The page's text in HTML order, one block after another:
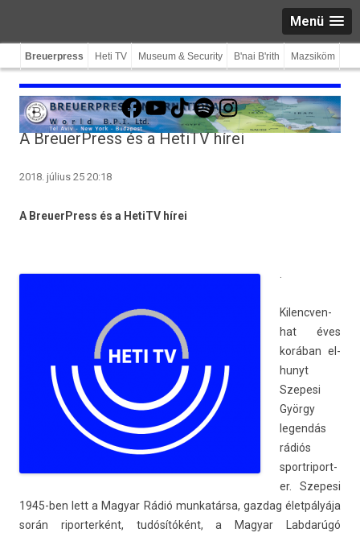
Menü
Breuerpress Heti TV Museum & Security B'nai B'rith Mazsiköm
Facebook
YouTube
TikTokSpotifyInstagram
A BreuerPress és a HetiTV hírei
2018. július 25 20:18
A BreuerPress és a HetiTV hírei
Kilencven­
hat éves
korában el­
hunyt
Szepesi
György
legen­dás
rádiós
sportriport­
er. Szepesi
1945-ben lett a Magyar Rádió mun­katár­sa, gaz­dag életpályája
során ripor­terként, tudósítóként, a Magyar Lab­darúgó